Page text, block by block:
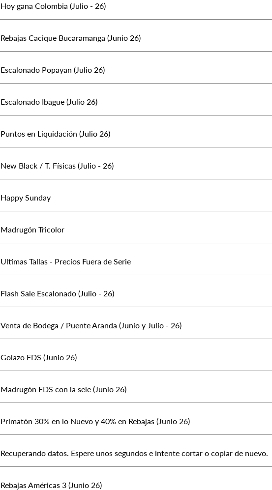
Hoy gana Colombia (Julio - 26)
Rebajas Cacique Bucaramanga (Junio 26)
Escalonado Popayan (Julio 26)
Escalonado Ibague (Julio 26)
Puntos en Liquidación (Julio 26)
New Black / T. Físicas (Julio - 26)
Happy Sunday
Madrugón Tricolor
Ultimas Tallas - Precios Fuera de Serie
Flash Sale Escalonado (Julio - 26)
Venta de Bodega / Puente Aranda (Junio y Julio - 26)
Golazo FDS (Junio 26)
Madrugón FDS con la sele (Junio 26)
Primatón 30% en lo Nuevo y 40% en Rebajas (Junio 26)
Recuperando datos. Espere unos segundos e intente cortar o copiar de nuevo.
Rebajas Américas 3 (Junio 26)